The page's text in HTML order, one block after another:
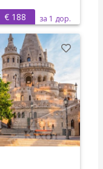
€ 188
за 1 дор.